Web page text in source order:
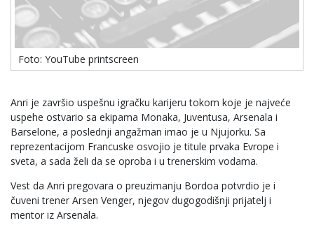
Foto: YouTube printscreen
Anri je završio uspešnu igračku karijeru tokom koje je najveće
uspehe ostvario sa ekipama Monaka, Juventusa, Arsenala i
Barselone, a poslednji angažman imao je u Njujorku. Sa
reprezentacijom Francuske osvojio je titule prvaka Evrope i
sveta, a sada želi da se oproba i u trenerskim vodama.
Vest da Anri pregovara o preuzimanju Bordoa potvrdio je i
čuveni trener Arsen Venger, njegov dugogodišnji prijatelj i
mentor iz Arsenala.